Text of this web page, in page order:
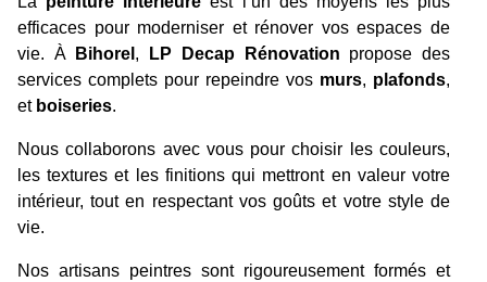
efficaces pour moderniser et rénover vos espaces de
vie. À
Bihorel , LP Decap Rénovation propose des
services complets pour repeindre vos murs, plafonds,
et boiseries.
Nous collaborons avec vous pour choisir les couleurs,
les textures et les finitions qui mettront en valeur votre
intérieur, tout en respectant vos goûts et votre style de
vie.
Nos artisans peintres sont rigoureusement formés et